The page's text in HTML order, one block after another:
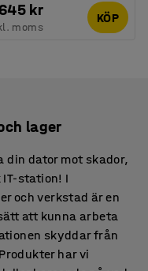
kr
moms
KÖP
lager
din dator mot skador,
station! I
och verkstad är en
att kunna arbeta
skyddar från
har vi